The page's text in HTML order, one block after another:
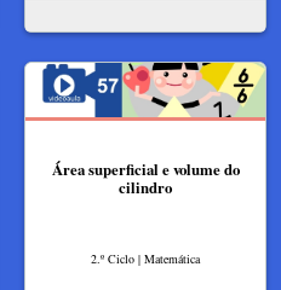
Área superficial e volume do
cilindro
2.º Ciclo | Matemática